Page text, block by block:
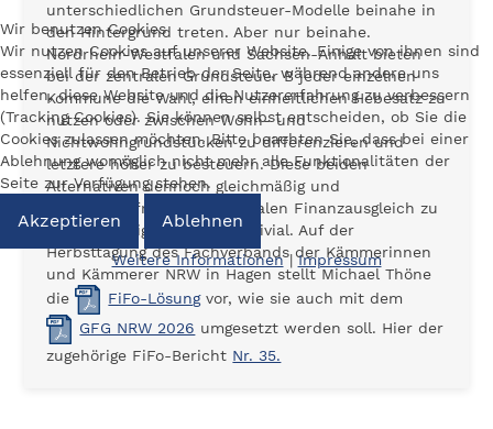
unterschiedlichen Grundsteuer-Modelle beinahe in
den Hintergrund treten. Aber nur beinahe.
Nordrhein-Westfalen und Sachsen-Anhalt bieten
bei der zentralen Grundsteuer B jeder einzelnen
Kommune die Wahl, einen einheitlichen Hebesatz zu
nutzen oder zwischen Wohn- und
Nichtwohngrundstücken zu differenzieren und
letztere höher zu besteuern. Diese beiden
Alternativen dennoch gleichmäßig und
verzerrungsfrei im kommunalen Finanzausgleich zu
berücksichtigen, ist nicht trivial. Auf der
Herbsttagung des Fachverbands der Kämmerinnen
und Kämmerer NRW in Hagen stellt Michael Thöne
die
FiFo-Lösungvor, wie sie auch mit dem
GFG NRW 2026 umgesetzt werden soll. Hier der
zugehörige FiFo-Bericht Nr. 35.
Wir benutzen Cookies
Wir nutzen Cookies auf unserer Website. Einige von ihnen sind
essenziell für den Betrieb der Seite, während andere uns
helfen, diese Website und die Nutzererfahrung zu verbessern
(Tracking Cookies). Sie können selbst entscheiden, ob Sie die
Cookies zulassen möchten. Bitte beachten Sie, dass bei einer
Ablehnung womöglich nicht mehr alle Funktionalitäten der
Seite zur Verfügung stehen.
Akzeptieren Ablehnen
Weitere Informationen|Impressum